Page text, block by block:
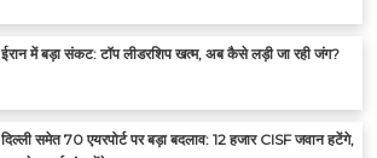
ईरान में बड़ा संकट: टॉप लीडरशिप खत्म, अब कैसे लड़ी जा रही जंग?
दिल्ली समेत 70 एयरपोर्ट पर बड़ा बदलाव: 12 हजार CISF जवान हटेंगे,